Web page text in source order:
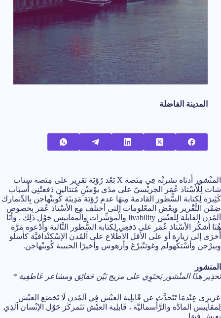
المدينة الفاضلة
المنْشور أَدنَاه نشرتْه فِي مِنَصة X بَعْد رُؤيَة تَقرِير على مِنَصة سناب
شات لِلْأسْتاذ عُمَر الجريْسيّ على مدًى يوْميْنِ مُتتالين دَفعتْنِي أَسبَاب
كَثِيرَة لِكتابة السُّطور القادمة مِنهَا عدم رُؤيَة مَدِينَة كُوبنْهاجن بِالدِّنمارك
ضِمْن التَّقْرير وبعْض المعْلومات التى أختلف مع الأسْتاذ عُمَر بِخصوص
اَلمُدن القابلة لِلْعيْش livability والْمؤشِّرات والْمقاييس حَوْل ذَلِك . وَأنَا
هُنَا أَشكُر الأسْتاذ عُمَر على دَفعِي لِكتابة السُّطور التَّالية وأدْعوه مَرَّة
أُخرَى إلى زيارة أو على الأقل الاطِّلاع على اَلمُدن الإسْكنْدافيَّة كأسلو
وِبيرْجن وأسْتكْهولم وِغوتنْبرْغ وأرهوس وأخيرًا الحبيبة كُوبنْهاجن.
المنشور
تَحذِير هذَا المنْشور يَحتَوِي على مزيج بَيْن حَقائِق ومشاعر عَاطفِية *
عَزيزِي عِنْدمَا تَتَحدَّث عن قَابلِية العيْش فِي اَلمُدن لََا تَخضَع العيْش
لِمقاييس المادَّة والرَّأْسماليَّة ، قَابلِية العيْش تَتَمركَز حَوْل الإنْسان اَلذِي